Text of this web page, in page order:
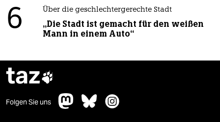
6 Über die geschlechtergerechte Stadt
„Die Stadt ist gemacht für den weißen
Mann in einem Auto“
taz
Folgen Sie uns